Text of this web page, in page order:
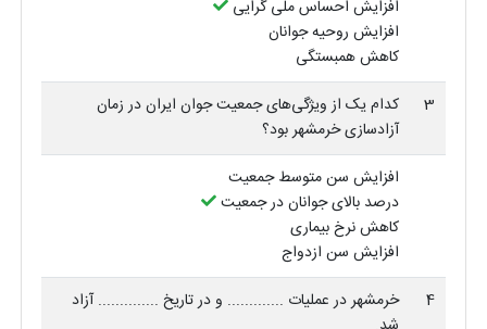
افزایش احساس ملی گرایی
افزایش روحیه جوانان
کاهش همبستگی
3
کدام یک از ویژگی‌های جمعیت جوان ایران در زمان
آزادسازی خرمشهر بود؟
افزایش سن متوسط جمعیت
درصد بالای جوانان در جمعیت
کاهش نرخ بیماری
افزایش سن ازدواج
4
خرمشهر در عملیات ............. و در تاریخ .............. آزاد